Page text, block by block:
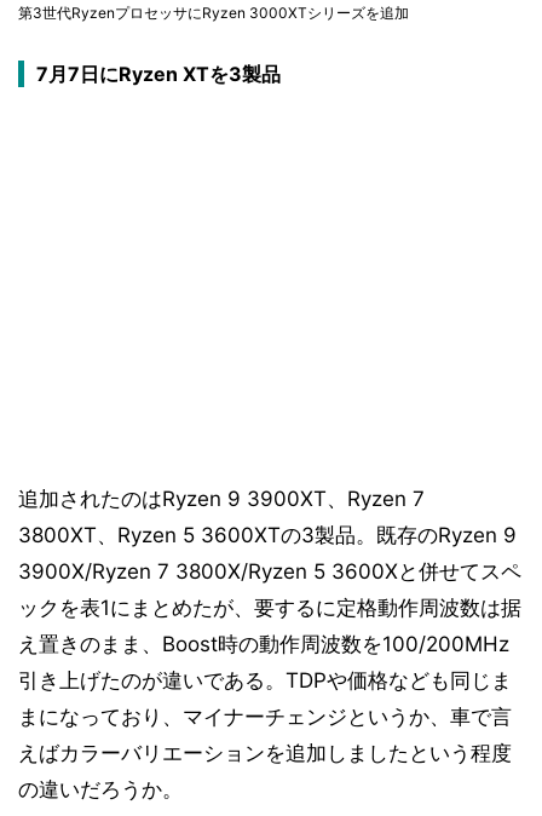
第3世代RyzenプロセッサにRyzen 3000XTシリーズを追加
7月7日にRyzen XTを3製品
追加されたのはRyzen 9 3900XT、Ryzen 7
3800XT、Ryzen 5 3600XTの3製品。既存のRyzen 9
3900X/Ryzen 7 3800X/Ryzen 5 3600Xと併せてスペ
ックを表1にまとめたが、要するに定格動作周波数は据
え置きのまま、Boost時の動作周波数を100/200MHz
引き上げたのが違いである。TDPや価格なども同じま
まになっており、マイナーチェンジというか、車で言
えばカラーバリエーションを追加しましたという程度
の違いだろうか。